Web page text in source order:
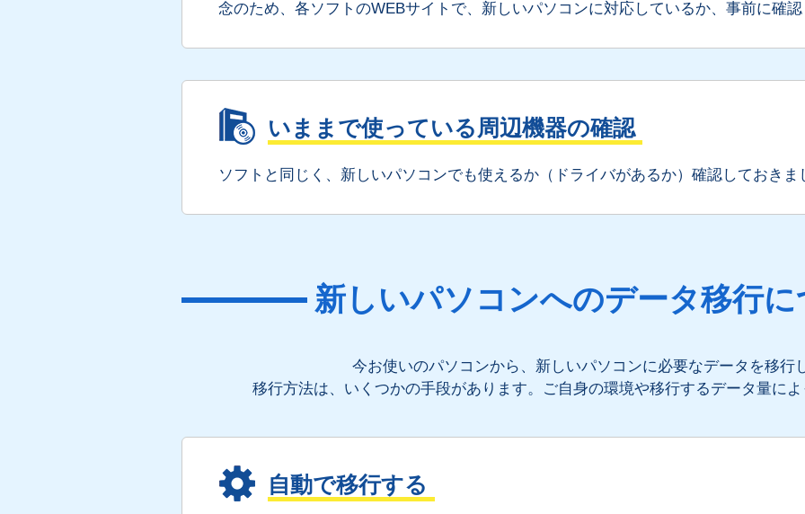
念のため、各ソフトのWEBサイトで、新しいパソコンに対応しているか、事前に確
いままで使っている周辺機器の確認
ソフトと同じく、新しいパソコンでも使えるか（ドライバがあるか）確認しておきま
新しいパソコンへのデータ移行
今お使いのパソコンから、新しいパソコンに必要なデータを移行
移行方法は、いくつかの手段があります。ご自身の環境や移行するデータ量に
自動で移行する